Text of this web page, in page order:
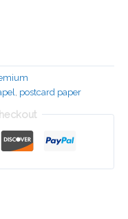
, postcard paper